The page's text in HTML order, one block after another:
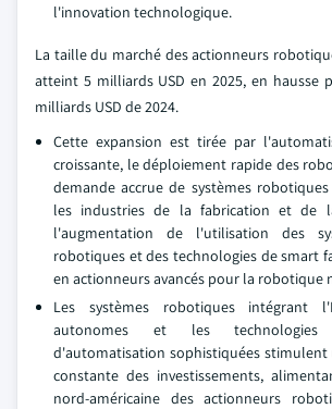
l'innovation technologique.
La taille du marché des actionneurs
atteint 5 milliards USD en 2025, en hausse
milliards USD de 2024.
Cette expansion est tirée par
croissante, le déploiement rapide des
demande accrue de systèmes
les industries de la fabrication et de
l'augmentation de l'utilisation des
robotiques et des technologies de smart
en actionneurs avancés pour la robotique
Les systèmes robotiques intégrant
autonomes et les
d'automatisation sophistiquées stimulent
constante des investissements,
nord-américaine des actionneurs